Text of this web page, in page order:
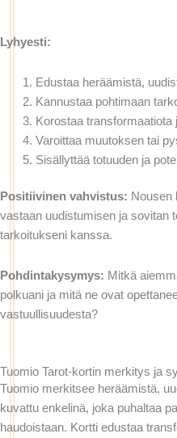
Lyhyesti:
Edustaa heräämistä,
Kannustaa pohtimaan
Korostaa
Varoittaa muutoksen tai
Sisällyttää totuuden ja
Positiivinen vahvistus: Nousen
vastaan uudistumisen ja sovitan
tarkoitukseni kanssa.
Pohdintakysymys: Mitkä
polkuani ja mitä ne ovat
vastuullisuudesta?
Tuomio Tarot-kortin merkitys ja
Tuomio merkitsee heräämistä,
kuvattu enkelinä, joka puhaltaa
haudoistaan. Kortti edustaa